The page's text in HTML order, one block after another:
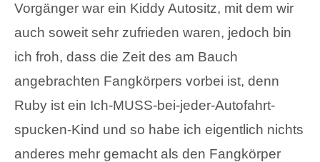
Vorgänger war ein Kiddy Autositz, mit dem wir
auch soweit sehr zufrieden waren, jedoch bin
ich froh, dass die Zeit des am Bauch
angebrachten Fangkörpers vorbei ist, denn
Ruby ist ein Ich-MUSS-bei-jeder-Autofahrt-
spucken-Kind und so habe ich eigentlich nichts
anderes mehr gemacht als den Fangkörper